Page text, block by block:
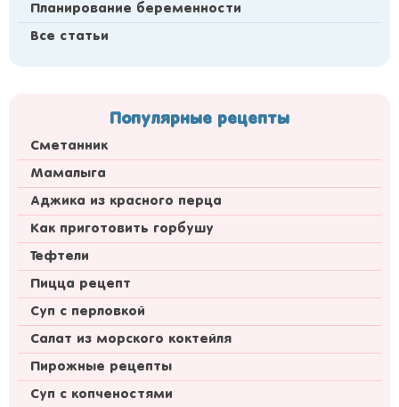
Планирование беременности
Все статьи
Популярные рецепты
Сметанник
Мамалыга
Аджика из красного перца
Как приготовить горбушу
Тефтели
Пицца рецепт
Суп с перловкой
Салат из морского коктейля
Пирожные рецепты
Суп с копченостями